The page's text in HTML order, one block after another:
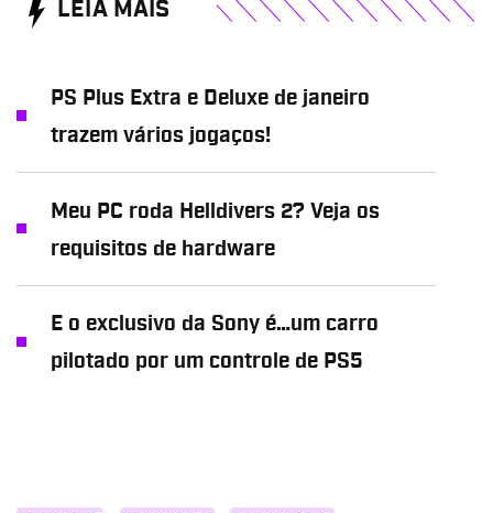
LEIA MAIS
PS Plus Extra e Deluxe de janeiro
trazem vários jogaços!
Meu PC roda Helldivers 2? Veja os
requisitos de hardware
E o exclusivo da Sony é…um carro
pilotado por um controle de PS5